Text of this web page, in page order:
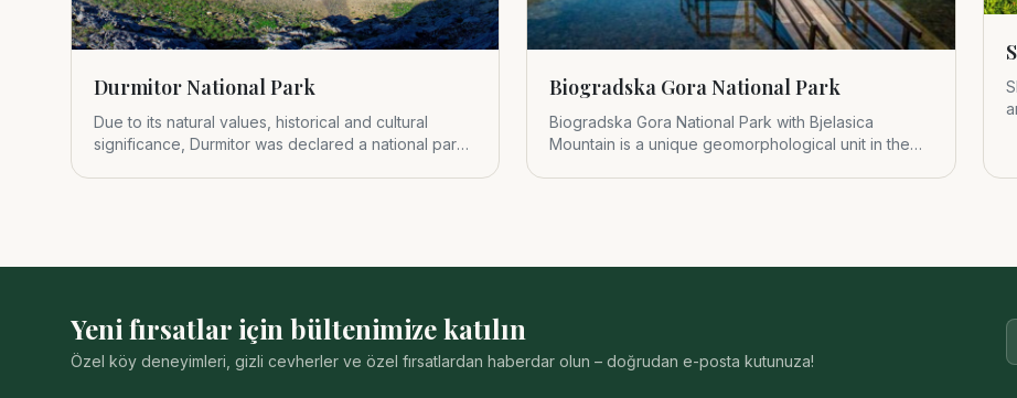
Durmitor National Park
Due to its natural values, historical and cultural
significance, Durmitor was declared a national park
Biogradska Gora National Park
Biogradska Gora National Park with Bjelasica
Mountain is a unique geomorphological unit in the
Yeni fırsatlar için bültenimize katılın
Özel köy deneyimleri, gizli cevherler ve özel fırsatlardan haberdar olun – doğrudan e-posta kutunuza!